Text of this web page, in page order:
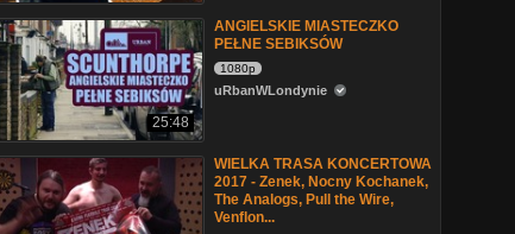
25:48
ANGIELSKIE MIASTECZKO
PEŁNE SEBIKSÓW
1080p
uRbanWLondynie
WIELKA TRASA KONCERTOWA
2017 - Zenek, Nocny Kochanek,
The Analogs, Pull the Wire,
Venflon...